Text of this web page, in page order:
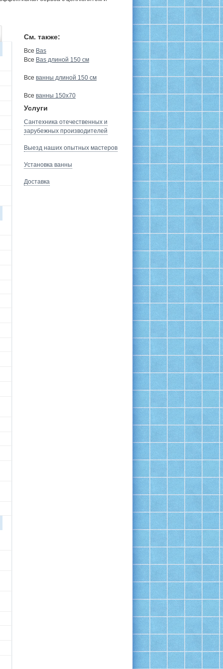
См. также:
Все Bas
Все Bas длиной 150 см
Все ванны длиной 150 см
Все ванны 150х70
Услуги
Сантехника отечественных и
зарубежных производителей
Выезд наших опытных мастеров
Установка ванны
Доставка